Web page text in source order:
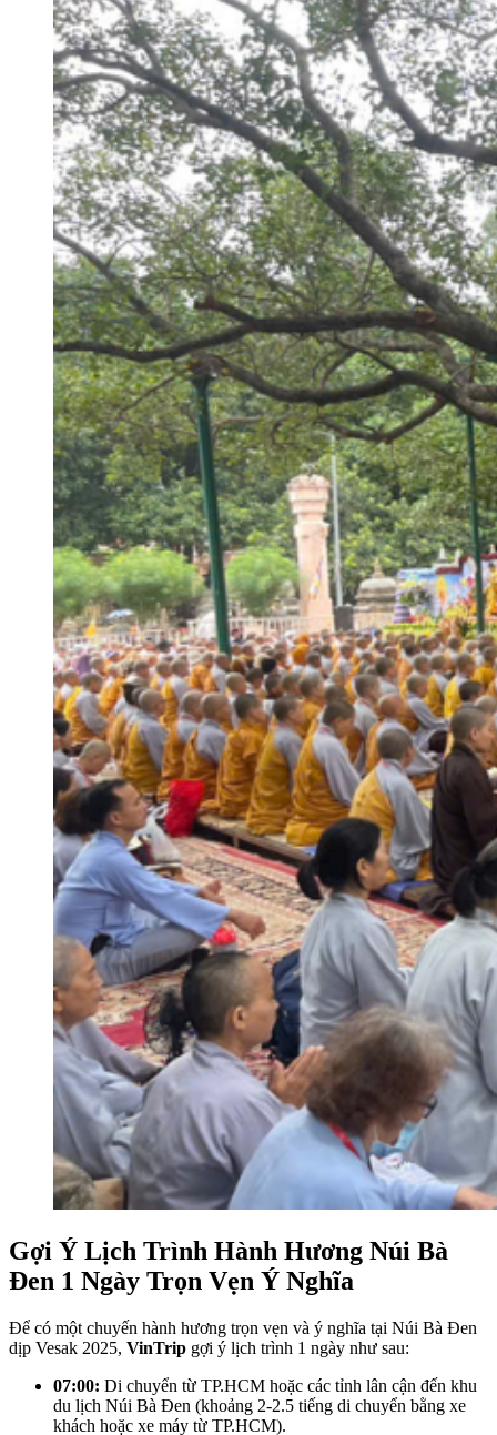
Gợi Ý Lịch Trình Hành Hương Núi Bà
Đen 1 Ngày Trọn Vẹn Ý Nghĩa
Để có một chuyến hành hương trọn vẹn và ý nghĩa tại Núi Bà Đen
dịp Vesak 2025, VinTrip gợi ý lịch trình 1 ngày như sau:
07:00: Di chuyển từ TP.HCM hoặc các tỉnh lân cận đến khu
du lịch Núi Bà Đen (khoảng 2-2.5 tiếng di chuyển bằng xe
khách hoặc xe máy từ TP.HCM).